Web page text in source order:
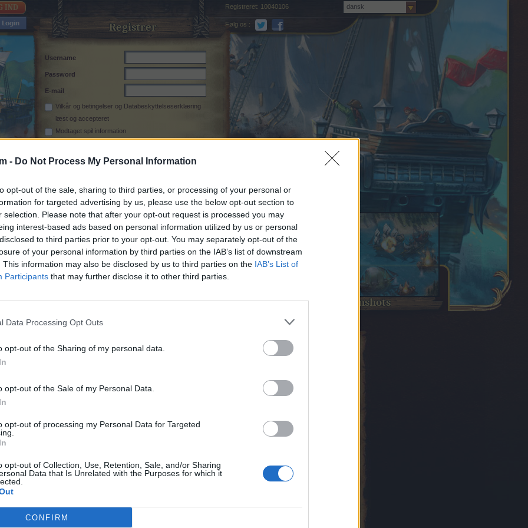
- Do Not Process My Personal Information
opt-out of the sale, sharing to third parties, or processing of your personal or
for targeted advertising by us, please use the below opt-out section to
selection. Please note that after your opt-out request is processed you may
interest-based ads based on personal information utilized by us or personal
to third parties prior to your opt-out. You may separately opt-out of the
of your personal information by third parties on the IAB’s list of downstream
This information may also be disclosed by us to third parties on the IAB’s List of
Participants that may further disclose it to other third parties.
Data Processing Opt Outs
opt-out of the Sharing of my personal data.
opt-out of the Sale of my Personal Data.
opt-out of processing my Personal Data for Targeted
opt-out of Collection, Use, Retention, Sale, and/or Sharing
Data that Is Unrelated with the Purposes for which it
CONFIRM
dansk
Registreret: 10040106
Følg os :
Registrer
Username
Password
E-mail
Vilkår og betingelser og Databeskyttelseserklæring
læst og accepteret
Modtaget spil information
Screenshots
piratspil.
Storm! Sæt sejl og start lav ravage online nu! Lad
fra dine kanoner, mod dine fjender - til der kun er
som et bevis på at de har været der.. I spillet Pirate
det målet der helliger midlet.
kamp i PvP eller PvE, pirat spille Pirate Storm vil få
blafre, med dets non-stop action.
som en simpel landkrabbe, - gør dit navn kendt på